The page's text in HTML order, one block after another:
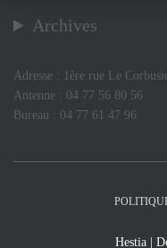
Archives
Adresse : 1ère rue Le
Antenne : 04 77 56 80 56
Bureau : 04 77 61 47 96
Hestia |